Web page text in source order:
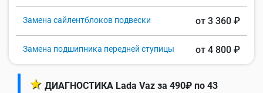
Замена сайлентблоков подвески от 3 360 ₽
Замена подшипника передней ступицы от 4 800 ₽
★ ДИАГНОСТИКА Lada Vaz за 490₽ по 43